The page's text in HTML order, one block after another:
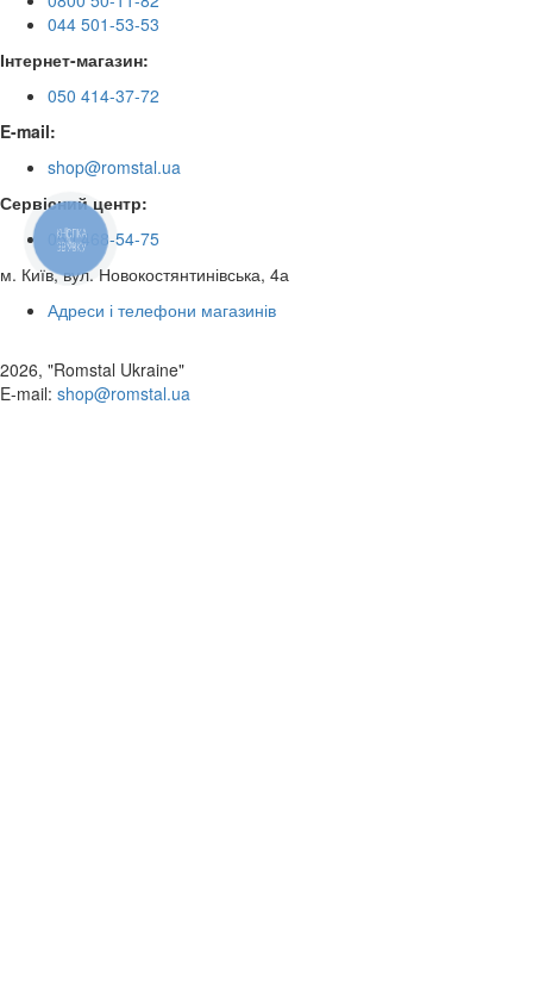
044 501-53-53
Інтернет-магазин:
050 414-37-72
E-mail:
shop@romstal.ua
Сервісний центр:
050 468-54-75
м. Київ, вул. Новокостянтинівська, 4а
Адреси і телефони магазинів
2026, "Romstal Ukraine"
​E-mail: shop@romstal.ua
КНОПКА
ЗВ'ЯЗКУ